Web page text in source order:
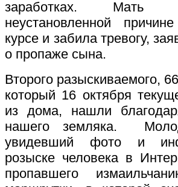
заработках.
неустановленной
курсе и забила тревогу,
о пропаже сына.
Второго разыскиваемого,
который 16 октября
из дома, нашли
нашего земляка.
увидевший фото и
розыске человека в
пропавшего